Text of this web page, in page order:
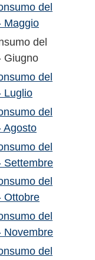
del
Maggio
del
Giugno
del
Luglio
del
Agosto
del
Settembre
del
Ottobre
del
Novembre
del